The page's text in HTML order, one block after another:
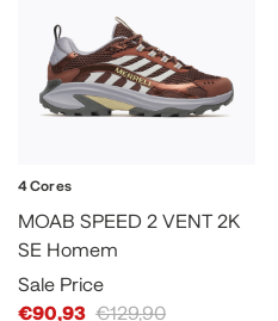
4 Cores
MOAB SPEED 2 VENT 2K
SE Homem
Sale Price
€90,93 €129,90